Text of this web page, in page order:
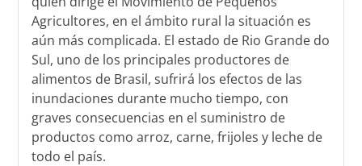
Agricultores, en el ámbito rural la situación es
aún más complicada. El estado de Rio Grande do
Sul, uno de los principales productores de
alimentos de Brasil, sufrirá los efectos de las
inundaciones durante mucho tiempo, con
graves consecuencias en el suministro de
productos como arroz, carne, frijoles y leche de
todo el país.